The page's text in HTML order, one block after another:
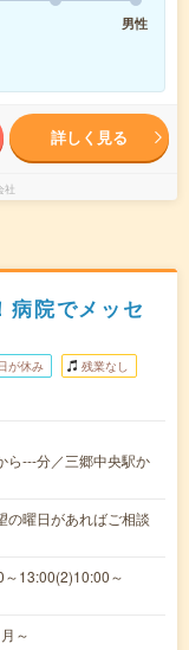
男性
詳しく見る
社
院でメッセ
が休み 残業なし
ら---分／三郷中央駅か
の曜日があればご相談
13:00(2)10:00～
～